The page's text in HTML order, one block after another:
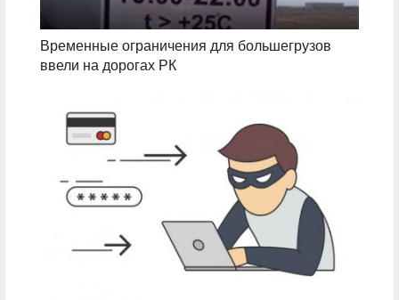
Временные ограничения для большегрузов
ввели на дорогах РК